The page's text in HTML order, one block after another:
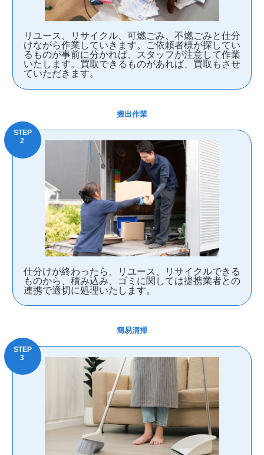
リユース、リサイクル、可燃ごみ、不燃ごみと仕分
けながら作業していきます。ご依頼者様が探してい
るものが事前に分かれば、スタッフが注意して作業
いたします。買取できるものがあれば、買取もさせ
ていただきます。
搬出作業
仕分けが終わったら、リユース、リサイクルできる
ものから、積み込み、ゴミに関しては提携業者との
連携で適切に処理いたします。
簡易清掃